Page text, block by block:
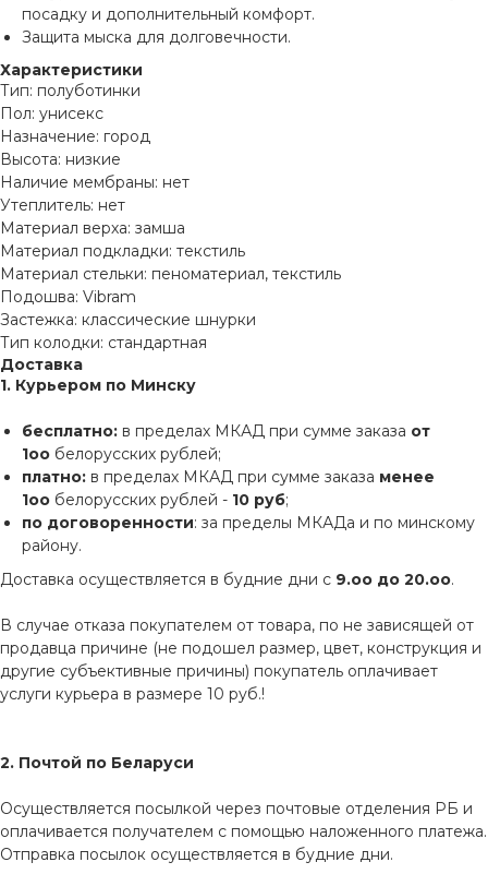
посадку и дополнительный комфорт.
Защита мыска для долговечности.
Характеристики
Тип: полуботинки
Пол: унисекс
Назначение: город
Высота: низкие
Наличие мембраны: нет
Утеплитель: нет
Материал верха: замша
Материал подкладки: текстиль
Материал стельки: пеноматериал, текстиль
Подошва: Vibram
Застежка: классические шнурки
Тип колодки: стандартная
Доставка
1. Курьером по Минску
бесплатно: в пределах МКАД при сумме заказа от
1оо белорусских рублей;
платно: в пределах МКАД при сумме заказа менее
1оо белорусских рублей - 10 руб;
по договоренности: за пределы МКАДа и по минскому
району.
Доставка осуществляется в будние дни с 9.оо до 20.оо.
В случае отказа покупателем от товара, по не зависящей от
продавца причине (не подошел размер, цвет, конструкция и
другие субъективные причины) покупатель оплачивает
услуги курьера в размере 10 руб.!
2. Почтой по Беларуси
Осуществляется посылкой через почтовые отделения РБ и
оплачивается получателем с помощью наложенного платежа.
Отправка посылок осуществляется в будние дни.